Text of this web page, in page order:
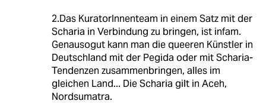
2.Das KuratorInnenteam in einem Satz mit der
Scharia in Verbindung zu bringen, ist infam.
Genausogut kann man die queeren Künstler in
Deutschland mit der Pegida oder mit Scharia-
Tendenzen zusammenbringen, alles im
gleichen Land... Die Scharia gilt in Aceh,
Nordsumatra.